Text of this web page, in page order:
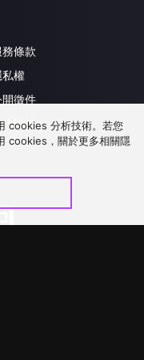
務條款
私權
開徵件
作洽談
cookies 分析技術。若您
cookies，關於更多相關隱